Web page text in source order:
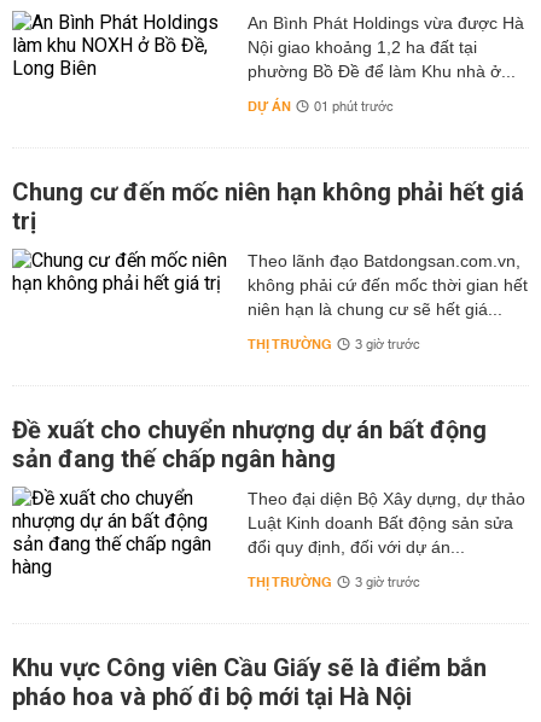
An Bình Phát Holdings vừa được Hà
Nội giao khoảng 1,2 ha đất tại
phường Bồ Đề để làm Khu nhà ở...
DỰ ÁN 01 phút trước
Chung cư đến mốc niên hạn không phải hết giá
trị
Theo lãnh đạo Batdongsan.com.vn,
không phải cứ đến mốc thời gian hết
niên hạn là chung cư sẽ hết giá...
THỊ TRƯỜNG 3 giờ trước
Đề xuất cho chuyển nhượng dự án bất động
sản đang thế chấp ngân hàng
Theo đại diện Bộ Xây dựng, dự thảo
Luật Kinh doanh Bất động sản sửa
đổi quy định, đối với dự án...
THỊ TRƯỜNG 3 giờ trước
Khu vực Công viên Cầu Giấy sẽ là điểm bắn
pháo hoa và phố đi bộ mới tại Hà Nội